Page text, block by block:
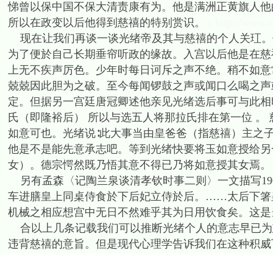
悌曾以保中国不保大清责康有为。他是满洲正黄旗人
所以在政变以后他得到慈禧的特别赏识。
现在让我们再谈一谈光绪帝及其与慈禧的个人关玒
为了便於自己长期垂帘听政的缘故。入宫以后他是在
上无不疾声厉色。少年时每日诃斥之声不绝。稍不如
兢兢因此胆为之破。至今每闻锣鼓之声或闻口么喝之
定。但据另一宫廷唐冠卿述他亲见光绪选后事可与此
氏（即隆裕后） 所以与选五人将那拉氏排在第一位
如意可也。光绪说∶此大事当由皇爸爸（指慈禧）主
他是不是能先意承志吧。等到光绪快要将玉如意授给
女）。德宗愕然既乃悟其意不得已乃将如意授其女焉
另有孟森〈记陶兰泉谈清孝钦时事二则〉一文描写
车进膳皇上同桌侍食於下后妃立侍於后。……太后下
机械之相应想宫中无日不然难乎其为日用饮食矣。这
合以上几条记载我们可以推断光绪个人的意志早已
违背慈禧的意旨。但是现代心理学告诉我们在这种积